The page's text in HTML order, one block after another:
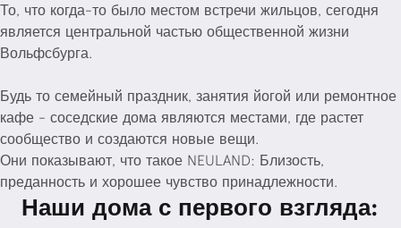
То, что когда-то было местом встречи жильцов, сегодня
является центральной частью общественной жизни
Вольфсбурга.
Будь то семейный праздник, занятия йогой или ремонтное
кафе - соседские дома являются местами, где растет
сообщество и создаются новые вещи.
Они показывают, что такое NEULAND: Близость,
преданность и хорошее чувство принадлежности.
Наши дома с первого взгляда: